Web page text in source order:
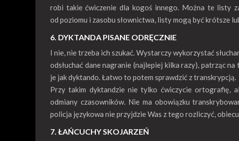
robi takie ćwiczenie dla kogoś innego. Można te listy
od poziomu i zasobu słownictwa, listy mogą być krótsze
6. DYKTANDA PISANE ODRĘCZNIE
I nie, nie trzeba ich szukać. Wystarczy wykorzystać
odsłuchać dane nagranie (najlepiej kilka razy), patrząc
je jak dyktando. Łatwo to potem sprawdzić z transkrypcją.
Przy takim dyktandzie nie tylko ćwiczycie ortografię,
odmiany czasowników. Nie ma obowiązku
policja językowa nie przyjdzie Was z tego rozliczyć,
7. ŁAŃCUCHY SKOJARZEŃ